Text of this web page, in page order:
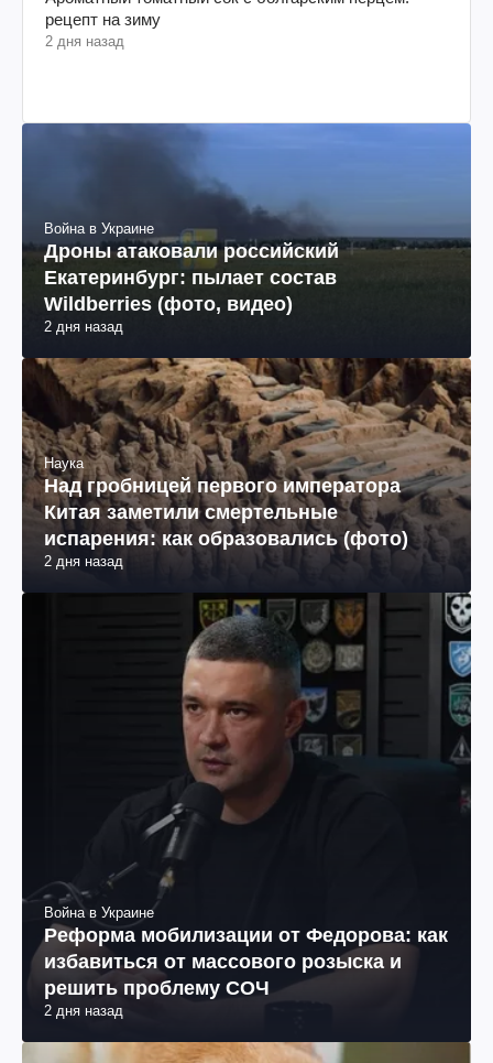
рецепт на зиму
2 дня назад
Война в Украине
Дроны атаковали российский
Екатеринбург: пылает состав
Wildberries (фото, видео)
2 дня назад
Наука
Над гробницей первого императора
Китая заметили смертельные
испарения: как образовались (фото)
2 дня назад
Война в Украине
Реформа мобилизации от Федорова: как
избавиться от массового розыска и
решить проблему СОЧ
2 дня назад